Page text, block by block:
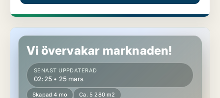
Industrilokal i Nyköping
Vi övervakar marknaden!
SENAST UPPDATERAD
02:25 • 25 mars
Skapad 4 mo Ca. 5 280 m2